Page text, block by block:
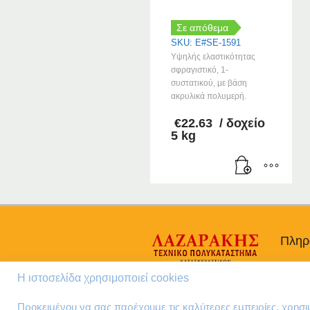
Σε απόθεμα
SKU: E#SE-1591
Υψηλής ελαστικότητας
σφραγιστικό, 1-
συστατικού, με βάση
ακρυλικά πολυμερή.
€22.63 / δοχείο
5 kg
Η ιστοσελίδα χρησιμοποιεί cookies
Προκειμένου να σας παρέχουμε τις καλύτερες εμπειρίες,